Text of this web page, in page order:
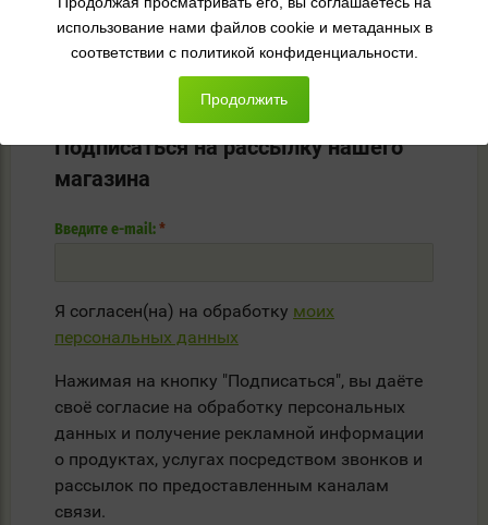
НЕТ В НАЛИЧИИ
Подписаться на рассылку нашего
магазина
Введите e-mail: *
Я согласен(на) на обработку моих
персональных данных
Нажимая на кнопку "Подписаться", вы даёте
своё согласие на обработку персональных
данных и получение рекламной информации
о продуктах, услугах посредством звонков и
рассылок по предоставленным каналам
связи.
использование нами файлов cookie и метаданных в
соответствии с политикой конфиденциальности.
Продолжить